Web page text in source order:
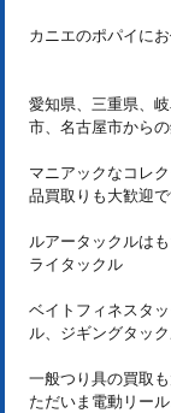
カニエのポパイに
愛知県、三重県、
市、名古屋市から
マニアックなコレ
品買取りも大歓迎で
ルアータックルは
ライタックル
ベイトフィネスタ
ル、ジギングタッ
一般つり具の買取
ただいま電動リー